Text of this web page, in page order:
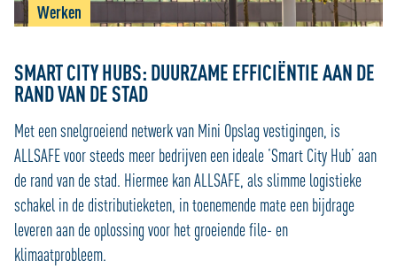
Werken
SMART CITY HUBS: DUURZAME EFFICIËNTIE AAN DE
RAND VAN DE STAD
Met een snelgroeiend netwerk van Mini Opslag vestigingen, is
ALLSAFE voor steeds meer bedrijven een ideale ‘Smart City Hub’ aan
de rand van de stad. Hiermee kan ALLSAFE, als slimme logistieke
schakel in de distributieketen, in toenemende mate een bijdrage
leveren aan de oplossing voor het groeiende file- en
klimaatprobleem.